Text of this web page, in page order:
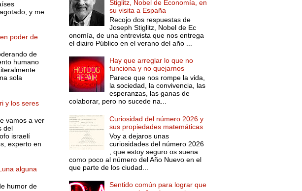
y me
poder de
de
humano
sola
y los seres
vamos a ver
del
israelí
experto en
alguna
humor de
Stiglitz, Nobel de Economía, en
su visita a España
Recojo dos respuestas de
Joseph Stiglitz, Nobel de Ec
onomía, de una entrevista que nos entrega
el diairo Público en el verano del año ...
Hay que arreglar lo que no
funciona y no quejarnos
Parece que nos rompe la vida,
la sociedad, la convivencia, las
esperanzas, las ganas de
colaborar, pero no sucede na...
Curiosidad del número 2026 y
sus propiedades matemáticas
Voy a dejaros unas
curiosidades del número 2026
, que estoy seguro os suena
como poco al número del Año Nuevo en el
que parte de los ciudad...
Sentido común para lograr que